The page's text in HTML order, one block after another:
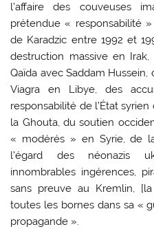
l’affaire des couveuses
prétendue « responsabilité
de Karadzic entre 1992 et
destruction massive en
Qaïda avec Saddam
Viagra en Libye, des
responsabilité de l’État
la Ghouta, du soutien
« modérés » en Syrie, de
l’égard des néonazis
innombrables ingérences,
sans preuve au Kremlin,
toutes les bornes dans sa «
propagande ».